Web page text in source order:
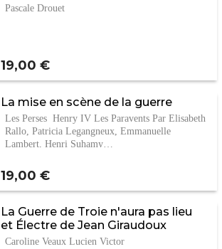
Pascale Drouet
Prix
19,00 €
La mise en scène de la guerre
Les Perses Henry IV Les Paravents Par Elisabeth
Rallo, Patricia Legangneux, Emmanuelle
Lambert, Henri Suhamy…
Prix
19,00 €
La Guerre de Troie n'aura pas lieu
et Électre de Jean Giraudoux
Caroline Veaux Lucien Victor